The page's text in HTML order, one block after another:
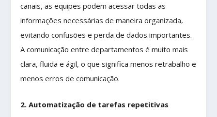
canais, as equipes podem acessar todas as
informações necessárias de maneira organizada,
evitando confusões e perda de dados importantes.
A comunicação entre departamentos é muito mais
clara, fluida e ágil, o que significa menos retrabalho e
menos erros de comunicação.
2. Automatização de tarefas repetitivas